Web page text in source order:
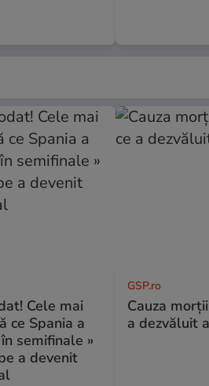
Cele mai
ce Spania a
semifinale »
a devenit
GSP.ro
Cauza
a dezvăluit